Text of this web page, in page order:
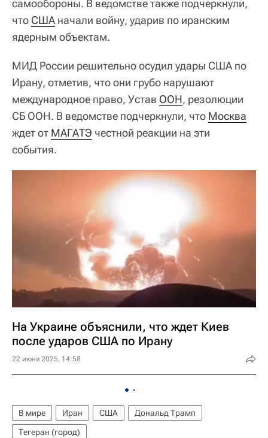
самообороны. В ведомстве также подчеркнули,
что США начали войну, ударив по иранским
ядерным объектам.
МИД России решительно осудил удары США по
Ирану, отметив, что они грубо нарушают
международное право, Устав ООН, резолюции
СБ ООН. В ведомстве подчеркнули, что Москва
ждет от МАГАТЭ честной реакции на эти
события.
На Украине объяснили, что ждет Киев
после ударов США по Ирану
22 июня 2025, 14:58
В мире Иран США
Дональд Трамп
Тегеран (город)